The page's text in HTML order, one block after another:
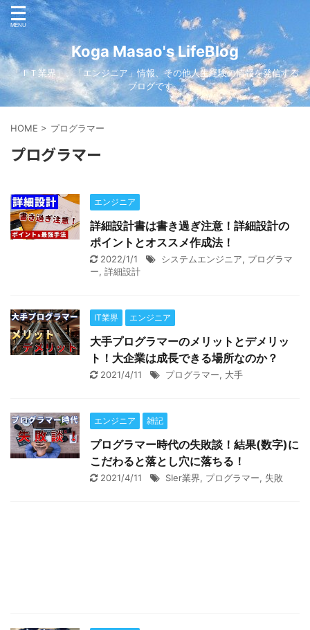
Koga Masao's LifeBlog
「ＩＴ業界」、「エンジニア」情報、その他人生経験の情報を発信する
ブログです。
HOME > プログラマー
プログラマー
エンジニア
詳細設計書は書き過ぎ注意！詳細設計の
ポイントとオススメ作成法！
2022/1/1 システムエンジニア, プログラマ
ー, 詳細設計
IT業界 エンジニア
大手プログラマーのメリットとデメリッ
ト！大企業は成長できる場所なのか？
2021/4/11 プログラマー, 大手
エンジニア 雑記
プログラマー時代の失敗談！結果(数字)に
こだわると落とし穴に落ちる！
2021/4/11 SIer業界, プログラマー, 失敗